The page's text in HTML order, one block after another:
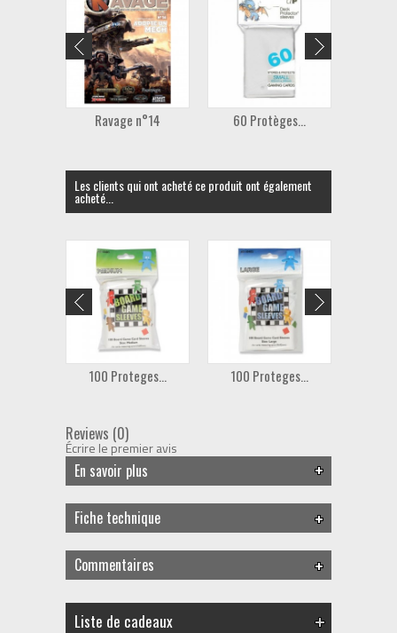
Ravage n°14 60 Protèges...
Les clients qui ont acheté ce produit ont également
acheté...
100 Proteges... 100 Proteges...
Reviews (0)
Écrire le premier avis
En savoir plus
Fiche technique
Commentaires
Liste de cadeaux